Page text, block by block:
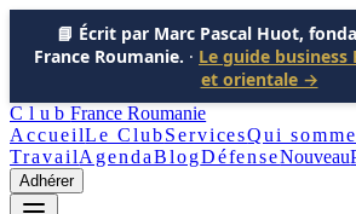
📘 Écrit par Marc Pascal Huot,
France Roumanie. · Le guide business
et orientale →
ClubFrance Roumanie
AccueilLe ClubServicesQui
TravailAgendaBlogDéfenseNouveau
Adhérer